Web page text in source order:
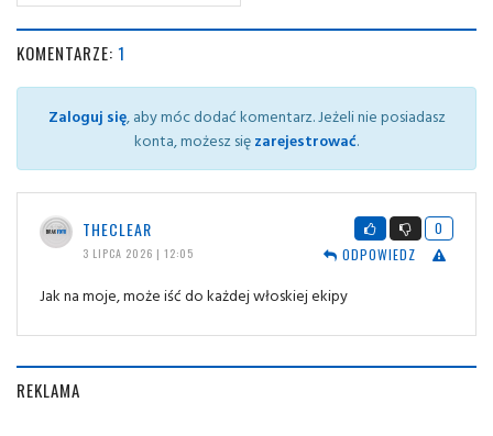
KOMENTARZE: 1
Zaloguj się, aby móc dodać komentarz. Jeżeli nie posiadasz
konta, możesz sięzarejestrować.
THECLEAR
3 LIPCA 2026 | 12:05
0
ODPOWIEDZ
Jak na moje, może iść do każdej włoskiej ekipy
REKLAMA